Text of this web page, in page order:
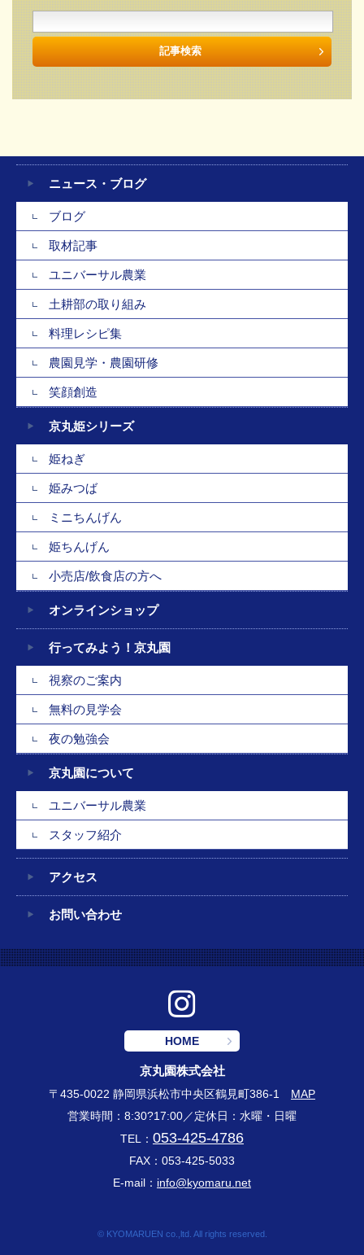
ニュース・ブログ
ブログ
取材記事
ユニバーサル農業
土耕部の取り組み
料理レシピ集
農園見学・農園研修
笑顔創造
京丸姫シリーズ
姫ねぎ
姫みつば
ミニちんげん
姫ちんげん
小売店/飲食店の方へ
オンラインショップ
行ってみよう！京丸園
視察のご案内
無料の見学会
夜の勉強会
京丸園について
ユニバーサル農業
スタッフ紹介
アクセス
お問い合わせ
HOME
京丸園株式会社
〒435-0022 静岡県浜松市中央区鶴見町386-1
MAP
営業時間：8:30?17:00／定休日：水曜・日曜
TEL： 053-425-4786
FAX：053-425-5033
E-mail： info@kyomaru.net
© KYOMARUEN co.,ltd. All rights reserved.